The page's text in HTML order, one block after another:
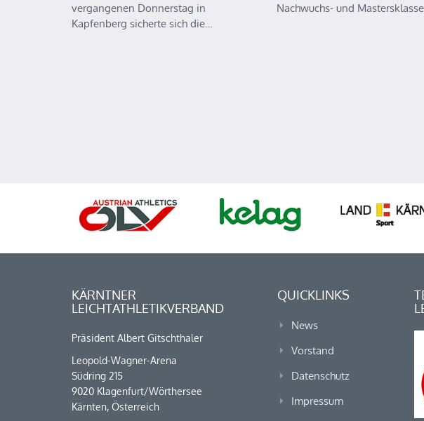
vergangenen Donnerstag in
Kapfenberg sicherte sich die…
Nachwuchs- und
KÄRNTNER
LEICHTATHLETIKVERBAND
Präsident Albert Gitschthaler
Leopold-Wagner-Arena
Südring 215
9020 Klagenfurt/Wörthersee
Kärnten, Österreich
QUICKLINKS
News
Vorstand
Datenschutz
Impressum